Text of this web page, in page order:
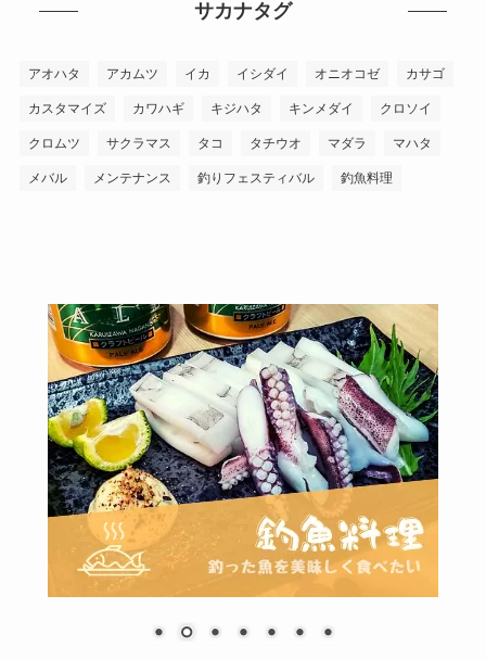
サカナタグ
アオハタ アカムツ イカ イシダイ オニオコゼ カサゴ
カスタマイズ カワハギ キジハタ キンメダイ クロソイ
クロムツ サクラマス タコ タチウオ マダラ マハタ
メバル メンテナンス 釣りフェスティバル 釣魚料理